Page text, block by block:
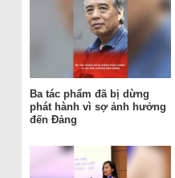
Ba tác phẩm đã bị dừng
phát hành vì sợ ảnh hưởng
đến Đảng